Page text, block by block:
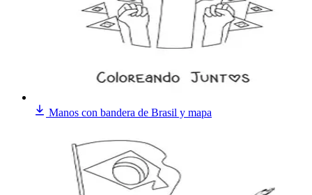
Manos con bandera de Brasil y mapa